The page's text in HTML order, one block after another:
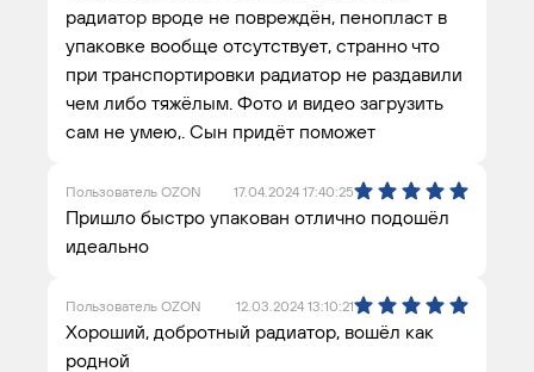
радиатор вроде не повреждён, пенопласт в
упаковке вообще отсутствует, странно что
при транспортировки радиатор не раздавили
чем либо тяжёлым. Фото и видео загрузить
сам не умею,. Сын придёт поможет
Пользователь OZON 17.04.2024 17:40:25
Пришло быстро упакован отлично подошёл
идеально
Пользователь OZON 12.03.2024 13:10:21
Хороший, добротный радиатор, вошёл как
родной